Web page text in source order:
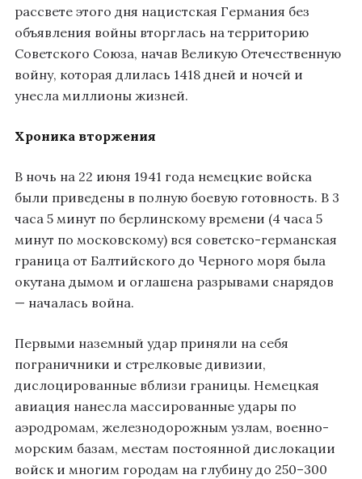
рассвете этого дня нацистская Германия без
объявления войны вторглась на территорию
Советского Союза, начав Великую Отечественную
войну, которая длилась 1418 дней и ночей и
унесла миллионы жизней.
Хроника вторжения
В ночь на 22 июня 1941 года немецкие войска
были приведены в полную боевую готовность. В 3
часа 5 минут по берлинскому времени (4 часа 5
минут по московскому) вся советско-германская
граница от Балтийского до Черного моря была
окутана дымом и оглашена разрывами снарядов
— началась война.
Первыми наземный удар приняли на себя
пограничники и стрелковые дивизии,
дислоцированные вблизи границы. Немецкая
авиация нанесла массированные удары по
аэродромам, железнодорожным узлам, военно-
морским базам, местам постоянной дислокации
войск и многим городам на глубину до 250–300